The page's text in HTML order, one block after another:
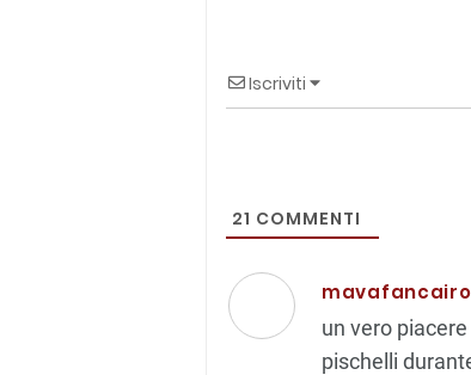
Iscriviti
21 COMMENTI
mavafancairo
un vero
pischelli